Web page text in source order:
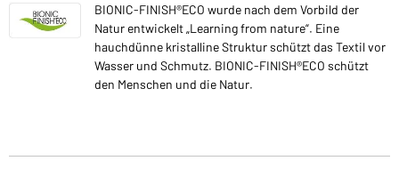
BIONIC-FINISH®ECO wurde nach dem Vorbild der
Natur entwickelt „Learning from nature“. Eine
hauchdünne kristalline Struktur schützt das Textil vor
Wasser und Schmutz. BIONIC-FINISH®ECO schützt
den Menschen und die Natur.